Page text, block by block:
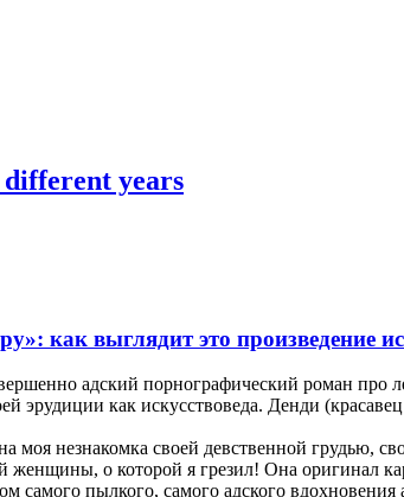
years
как выглядит это произведение
адский порнографический роман про
эрудиции как искусствоведа. Денди
моя незнакомка своей девственной грудью,
женщины, о которой я грезил! Она оригинал
самого пылкого, самого адского вдохновения